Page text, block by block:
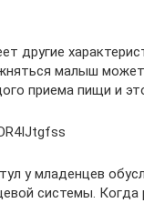
другие
малыш
приема пищи и
у младенцев
системы. Когда